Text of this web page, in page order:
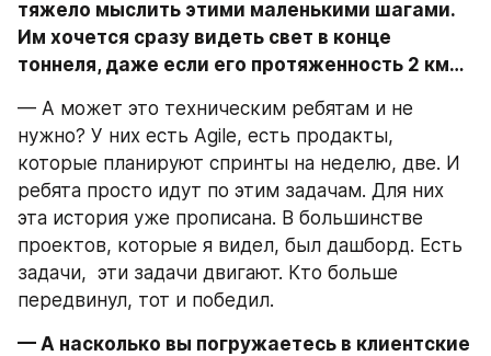
тяжело мыслить этими маленькими шагами.
Им хочется сразу видеть свет в конце
тоннеля, даже если его протяженность 2 км…
— А может это техническим ребятам и не
нужно? У них есть Agile, есть продакты,
которые планируют спринты на неделю, две. И
ребята просто идут по этим задачам. Для них
эта история уже прописана. В большинстве
проектов, которые я видел, был дашборд. Есть
задачи,  эти задачи двигают. Кто больше
передвинул, тот и победил.
— А насколько вы погружаетесь в клиентские